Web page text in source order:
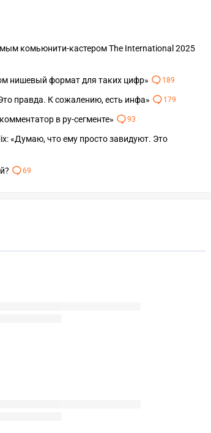
комьюнити-кастером The International 2025
нишевый формат для таких цифр» 189
правда. К сожалению, есть инфа» 179
в ру-сегменте» 93
«Думаю, что ему просто завидуют. Это
69
ЗАБРАТЬ
СКАЧАТЬ НА
ANDROID